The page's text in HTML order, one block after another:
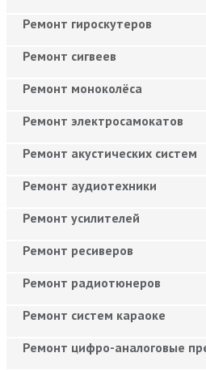
Ремонт гироскутеров
Ремонт сигвеев
Ремонт моноколёса
Ремонт электросамокатов
Ремонт акустических систем
Ремонт аудиотехники
Ремонт усилителей
Ремонт ресиверов
Ремонт радиотюнеров
Ремонт систем караоке
Ремонт цифро-аналоговые